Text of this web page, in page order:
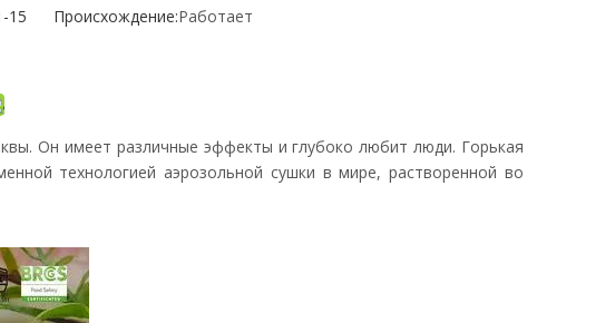
15 Происхождение:Работает
Он имеет различные эффекты и глубоко любит люди. Горькая
технологией аэрозольной сушки в мире, растворенной во